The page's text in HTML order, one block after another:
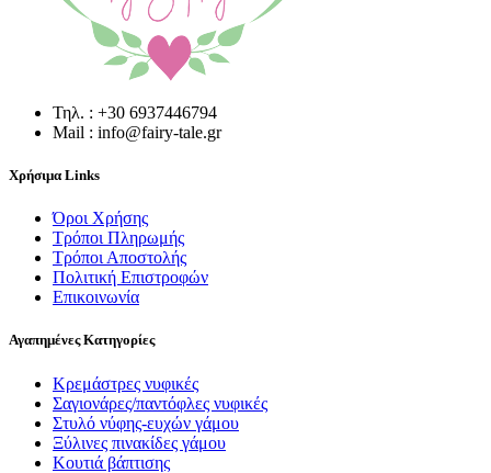
Τηλ. : +30 6937446794
Mail : info@fairy-tale.gr
Χρήσιμα Links
Όροι Χρήσης
Τρόποι Πληρωμής
Τρόποι Αποστολής
Πολιτική Επιστροφών
Επικοινωνία
Αγαπημένες Κατηγορίες
Κρεμάστρες νυφικές
Σαγιονάρες/παντόφλες νυφικές
Στυλό νύφης-ευχών γάμου
Ξύλινες πινακίδες γάμου
Κουτιά βάπτισης